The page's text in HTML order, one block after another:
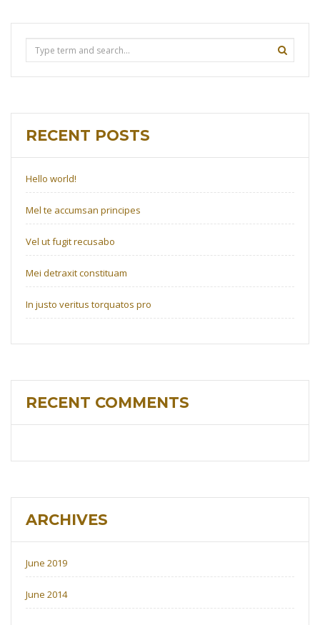
RECENT POSTS
Hello world!
Mel te accumsan principes
Vel ut fugit recusabo
Mei detraxit constituam
In justo veritus torquatos pro
RECENT COMMENTS
ARCHIVES
June 2019
June 2014